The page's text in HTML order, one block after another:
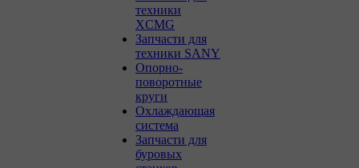
техники
XCMG
Запчасти для
техники SANY
Опорно-
поворотные
круги
Охлаждающая
система
Запчасти для
буровых